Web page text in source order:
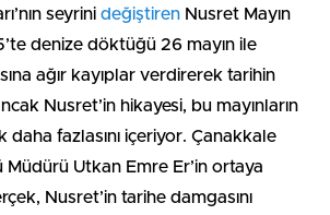
seyrini değiştiren Nusret Mayın
denize döktüğü 26 mayın ile
ağır kayıplar verdirerek tarihin
Nusret’in hikayesi, bu mayınların
fazlasını içeriyor. Çanakkale
Müdürü Utkan Emre Er’in ortaya
Nusret’in tarihe damgasını